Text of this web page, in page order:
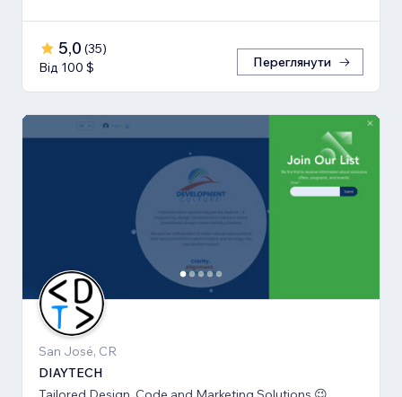
5,0 (35)
Від 100 $
Переглянути
San José, CR
DIAYTECH